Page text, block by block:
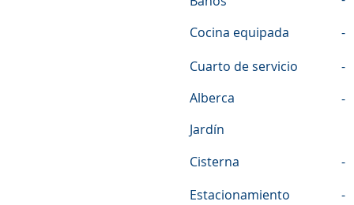
Cocina equipada
-
Cuarto de servicio
-
Alberca
-
Jardín
Cisterna
-
Estacionamiento
-